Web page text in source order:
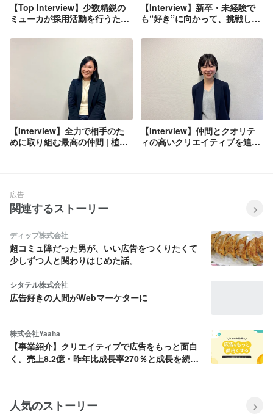
【Top Interview】少数精鋭の
ミューカが採用活動を行うたっ
【Interview】新卒・未経験で
も“好き”に向かって、挑戦し続
【Interview】全力で相手のた
めに取り組む最高の仲間 | 植村
【Interview】仲間とクオリテ
ィの高いクリエイティブを追い
広告
関連するストーリー
ディップ株式会社
超コミュ障だった男が、いい広告をつくりたくて
少しずつ人と関わりはじめた話。
シタテル株式会社
広告好きの人間がWebマーケターに
株式会社Yaaha
【事業紹介】クリエイティブで広告をもっと面白
く。売上8.2億・昨年比成長率270％と成長を続け
人気のストーリー